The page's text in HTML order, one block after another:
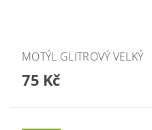
MOTÝL GLITROVÝ VELKÝ
75 Kč